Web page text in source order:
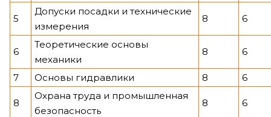
5
Допуски посадки и технические
измерения
8 6
6
Теоретические основы
механики
8 6
7 Основы гидравлики 8 6
8
Охрана труда и промышленная
безопасность
8 6